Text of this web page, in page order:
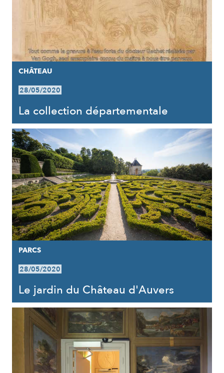
CHÂTEAU
28/05/2020
La collection départementale
PARCS
28/05/2020
Le jardin du Château d'Auvers